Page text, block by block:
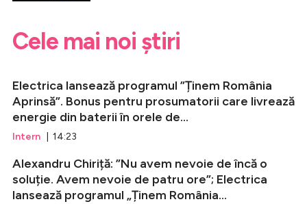
Cele mai noi știri
Electrica lansează programul ”Ținem România
Aprinsă”. Bonus pentru prosumatorii care livrează
energie din baterii în orele de...
Intern | 14:23
Alexandru Chiriță: ”Nu avem nevoie de încă o
soluție. Avem nevoie de patru ore”; Electrica
lansează programul „Ținem România...